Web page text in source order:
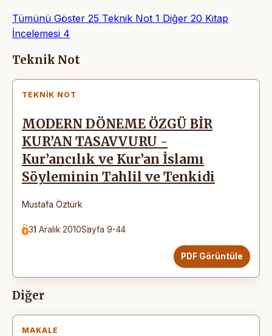
Tümünü Göster 25 Teknik Not 1 Diğer 20 Kitap
İncelemesi 4
Makaleler
Teknik Not
TEKNIK NOT
MODERN DÖNEME ÖZGÜ BİR
KUR’AN TASAVVURU -
Kur’ancılık ve Kur’an İslamı
Söyleminin Tahlil ve Tenkidi
Mustafa Öztürk
31 Aralık 2010Sayfa 9-44
PDF Görüntüle
Diğer
MAKALE